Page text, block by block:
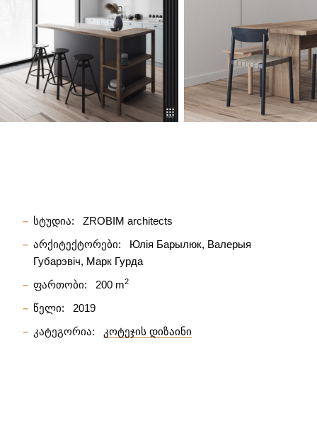
სტუდია:
ZROBIM architects
არქიტექტორები:
Юлiя Барылюк Валерыя
Губарэвiч Марк Гурда
ფართობი:
200 m2
წელი:
2019
კატეგორია:
კოტეჯის დიზაინი